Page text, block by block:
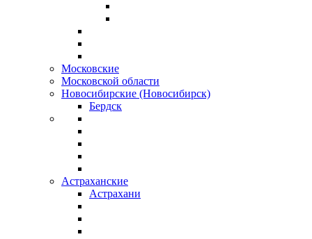
Московские
Московской области
Новосибирские (Новосибирск)
Бердск
Астраханские
Астрахани